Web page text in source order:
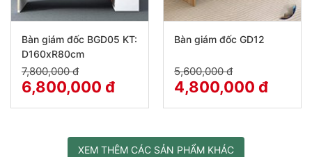
Bàn giám đốc BGD05 KT:
D160xR80cm
7,800,000 đ
6,800,000 đ
Bàn giám đốc GD12
5,600,000 đ
4,800,000 đ
XEM THÊM CÁC SẢN PHẨM KHÁC